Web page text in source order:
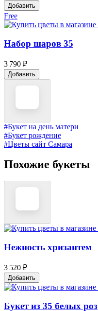
Добавить
Free
Набор шаров 35
3 790 ₽
Добавить
#Букет на день матери
#Букет рождение
#Цветы сайт Самара
Похожие букеты
Нежность хризантем
3 520 ₽
Добавить
Букет из 35 белых роз